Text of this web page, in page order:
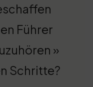
Führer
»
Schritte?